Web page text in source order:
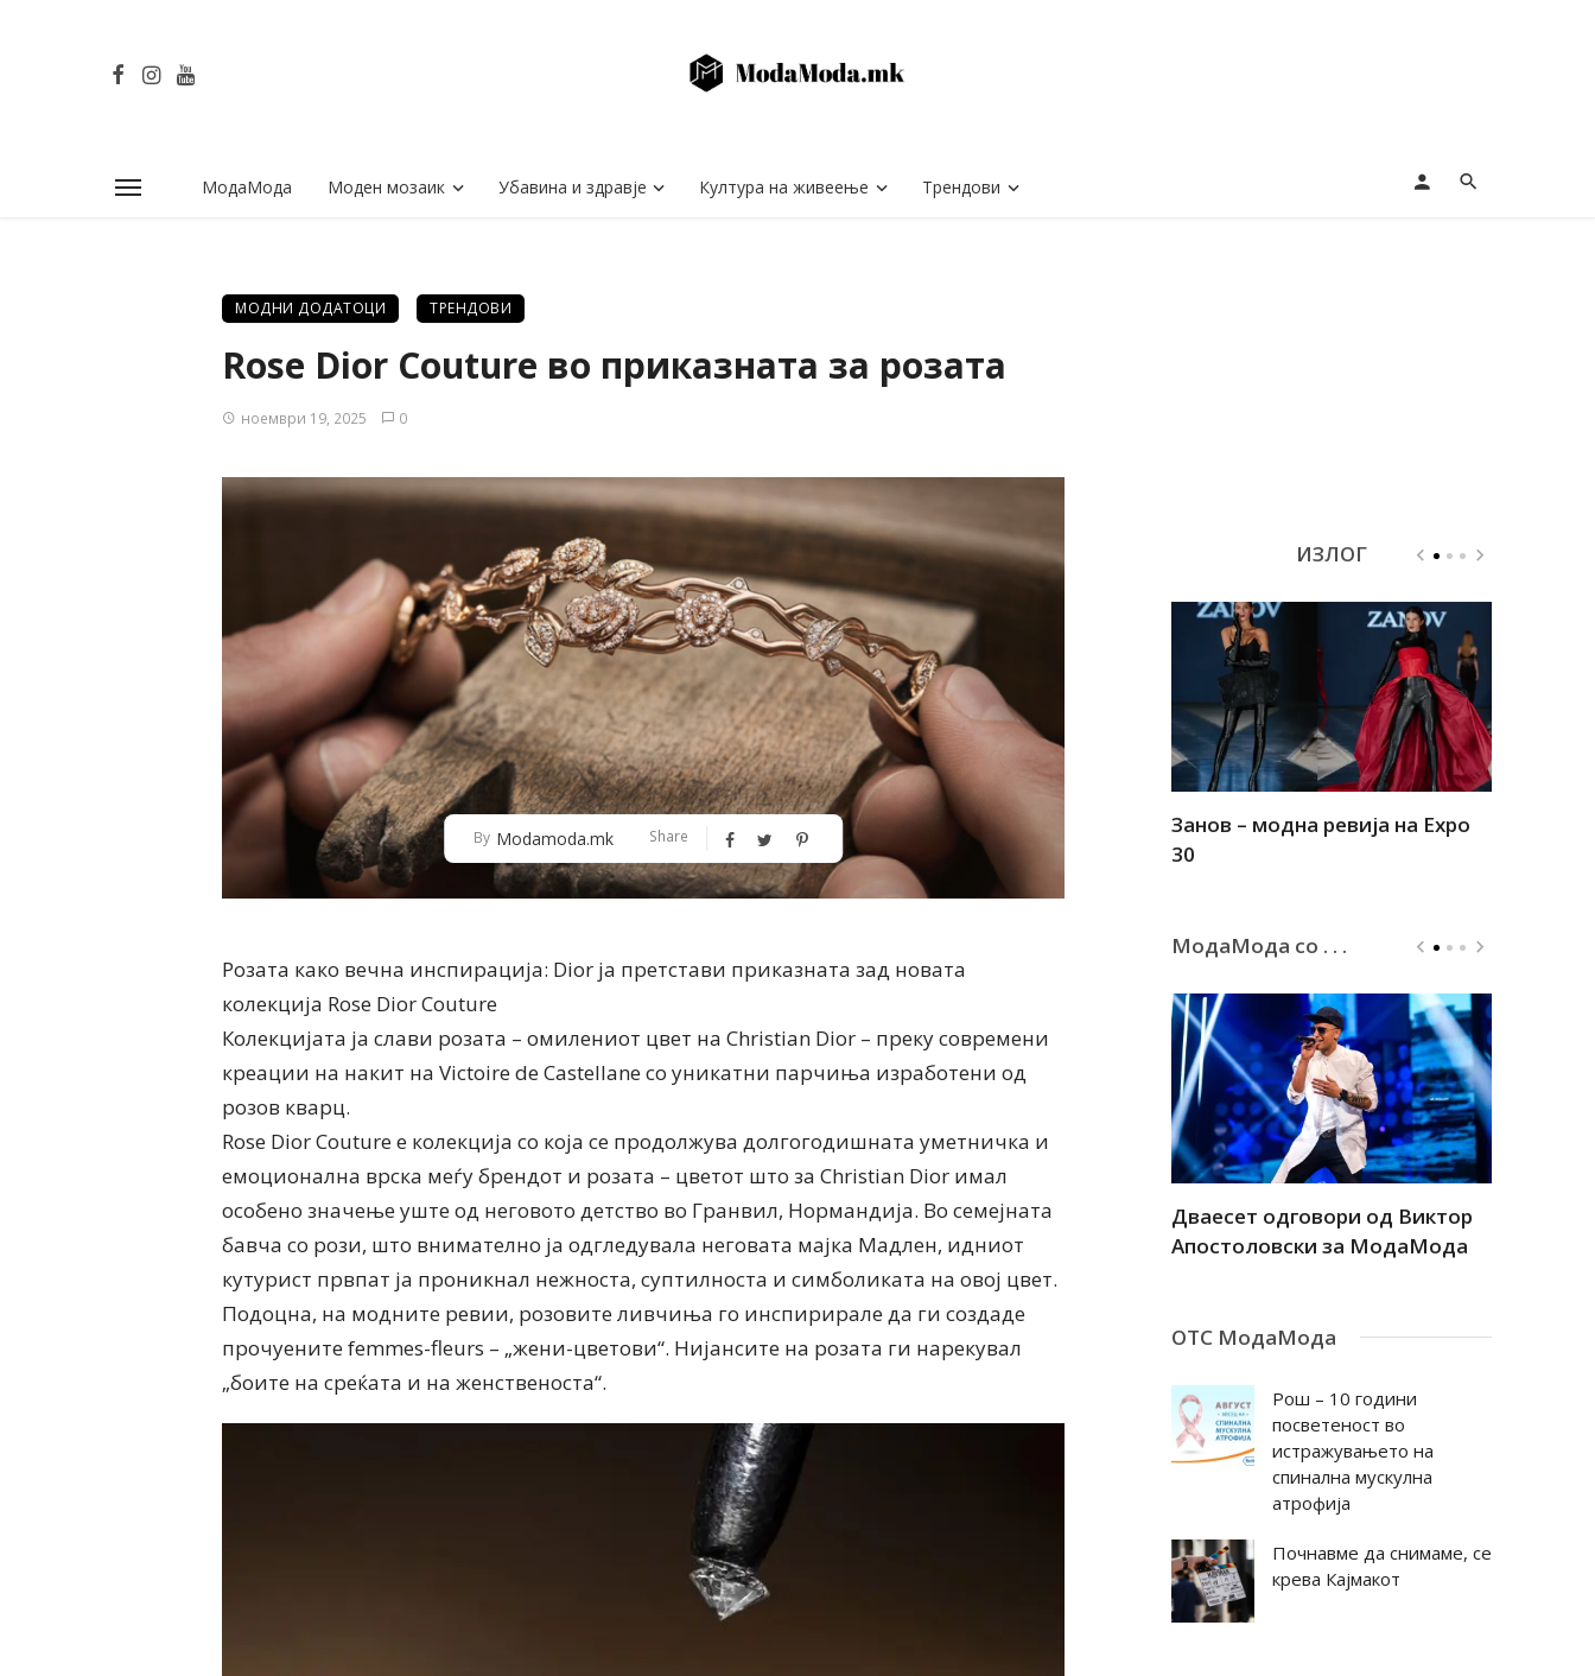
МодаМода Моден мозаик Убавина и здравје Култура на живеење Трендови
МОДНИ ДОДАТОЦИ ТРЕНДОВИ
Rose Dior Couture во приказната за розата
ноември 19, 2025 0
By Modamoda.mk Share
Розата како вечна инспирација: Dior ја претстави приказната зад новата
колекција Rose Dior Couture
Колекцијата ја слави розата – омилениот цвет на Christian Dior – преку современи
креации на накит на Victoire de Castellane со уникатни парчиња изработени од
розов кварц.
Rose Dior Couture е колекција со која се продолжува долгогодишната уметничка и
емоционална врска меѓу брендот и розата – цветот што за Christian Dior имал
особено значење уште од неговото детство во Гранвил, Нормандија. Во семејната
бавча со рози, што внимателно ја одгледувала неговата мајка Мадлен, идниот
кутурист првпат ја проникнал нежноста, суптилноста и симболиката на овој цвет.
Подоцна, на модните ревии, розовите ливчиња го инспирирале да ги создаде
прочуените femmes-fleurs – „жени-цветови“. Нијансите на розата ги нарекувал
„боите на среќата и на женственоста“.
ИЗЛОГ
Алшар – модна ревија на Expo
30
Филигрански обетки
Занов – модна ревија на Expo
30
МодаМода со . . .
Дваесет одговори од Милена
Антовска за МодаМода
Дваесет одговори за
МодаМода со Александар
Ристовски Принц
Дваесет одговори од Виктор
Апостоловски за МодаМода
ОТС МодаМода
Рош – 10 години
посветеност во
истражувањето на
спинална мускулна
атрофија
Почнавме да снимаме, се
крева Кајмакот